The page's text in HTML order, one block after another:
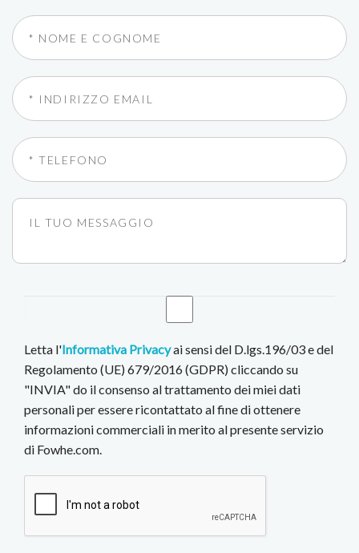
Letta l'Informativa Privacyai sensi del D.lgs.196/03 e del
Regolamento (UE) 679/2016 (GDPR) cliccando su
"INVIA" do il consenso al trattamento dei miei dati
personali per essere ricontattato al fine di ottenere
informazioni commerciali in merito al presente servizio
di Fowhe.com.